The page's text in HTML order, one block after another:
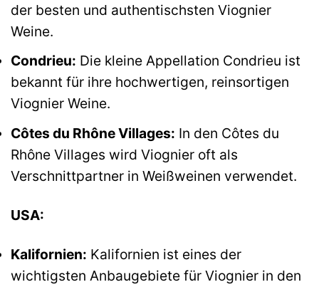
der besten und authentischsten Viognier
Weine.
Condrieu: Die kleine Appellation Condrieu ist
bekannt für ihre hochwertigen, reinsortigen
Viognier Weine.
Côtes du Rhône Villages: In den Côtes du
Rhône Villages wird Viognier oft als
Verschnittpartner in Weißweinen verwendet.
USA:
Kalifornien: Kalifornien ist eines der
wichtigsten Anbaugebiete für Viognier in den